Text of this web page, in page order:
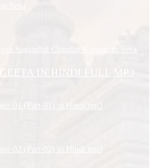
IN HINDI FULL MP3